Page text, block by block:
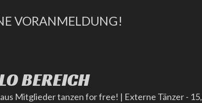
VORANMELDUNG!
BEREICH
Mitglieder tanzen for free! | Externe Tänzer -